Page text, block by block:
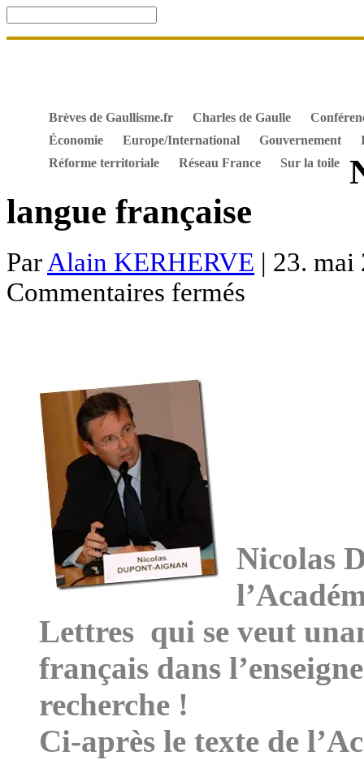
Brèves de Gaullisme.fr
Charles de Gaulle
Économie
Europe/International Gouvernement
Réforme territoriale
Réseau France Sur la toile
langue française
Par Alain KERHERVE | 23.
Commentaires fermés
Nicolas
Lettres qui se veut
français dans
recherche !
Ci-après le texte de